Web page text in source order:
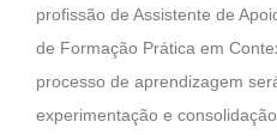
profissão de Assistente de
de Formação Prática em
processo de aprendizagem
experimentação e